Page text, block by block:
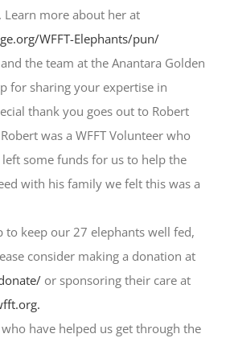
Learn more about her at
WFFT-Elephants/pun/
the team at the Anantara Golden
for sharing your expertise in
thank you goes out to Robert
was a WFFT Volunteer who
left some funds for us to help the
with his family we felt this was a
to keep our 27 elephants well fed,
consider making a donation at
or sponsoring their care at
have helped us get through the